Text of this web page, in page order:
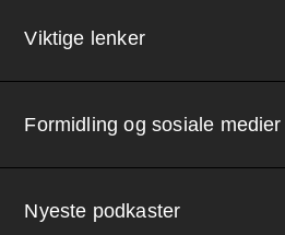
Viktige lenker
Formidling og sosiale medier
Nyeste podkaster